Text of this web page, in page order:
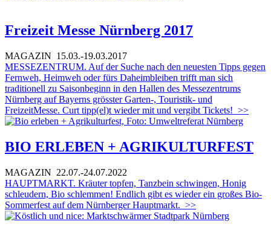
Freizeit Messe Nürnberg 2017
MAGAZIN 15.03.-19.03.2017
MESSEZENTRUM. Auf der Suche nach den neuesten Tipps gegen
Fernweh, Heimweh oder fürs Daheimbleiben trifft man sich
traditionell zu Saisonbeginn in den Hallen des Messezentrums
Nürnberg auf Bayerns grösster Garten-, Touristik- und
FreizeitMesse. Curt tipp(el)t wieder mit und vergibt Tickets! >>
BIO ERLEBEN + AGRIKULTURFEST
MAGAZIN 22.07.-24.07.2022
HAUPTMARKT. Kräuter topfen, Tanzbein schwingen, Honig
schleudern, Bio schlemmen! Endlich gibt es wieder ein großes Bio-
Sommerfest auf dem Nürnberger Hauptmarkt. >>